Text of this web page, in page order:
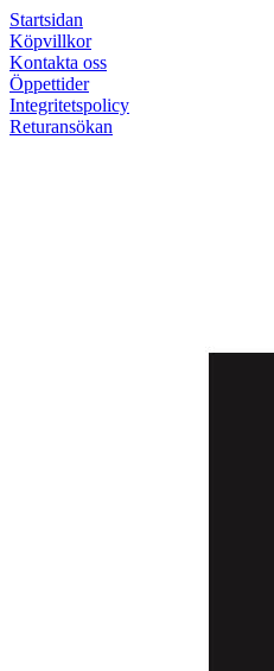
Startsidan
Köpvillkor
Kontakta oss
Öppettider
Integritetspolicy
Returansökan